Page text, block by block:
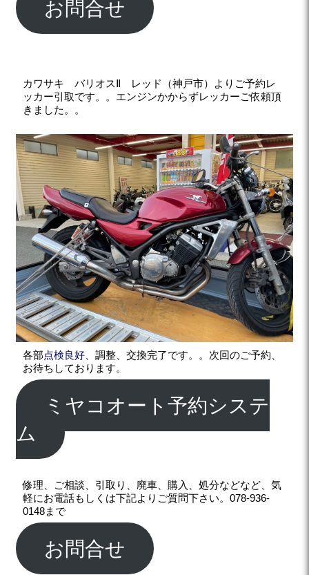
お問合せ
カワサキ バリオスⅡ レッド（神戸市）よりご予約レ
ッカー引取です。。エンジンかからずレッカーご依頼頂
きました。。
各部点検良好、調整、交換完了です。。次回のご予約、
お待ちしております。
ミヤコオート予約システ
ム
修理、ご相談、引取り、廃車、購入、処分などなど、気
軽にお電話もしくは下記よりご質問下さい。078-936-
0148まで
お問合せ